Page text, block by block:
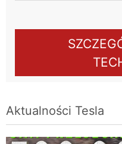
Aktualności Tesla